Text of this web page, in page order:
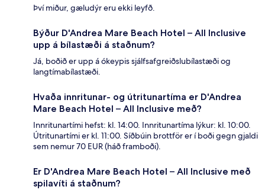
Því miður, gæludýr eru ekki leyfð.
Býður D'Andrea Mare Beach Hotel – All Inclusive
upp á bílastæði á staðnum?
Já, boðið er upp á ókeypis sjálfsafgreiðslubílastæði og
langtímabílastæði.
Hvaða innritunar- og útritunartíma er D'Andrea
Mare Beach Hotel – All Inclusive með?
Innritunartími hefst: kl. 14:00. Innritunartíma lýkur: kl. 10:00.
Útritunartími er kl. 11:00. Síðbúin brottför er í boði gegn gjaldi
sem nemur 70 EUR (háð framboði).
Er D'Andrea Mare Beach Hotel – All Inclusive með
spilavíti á staðnum?